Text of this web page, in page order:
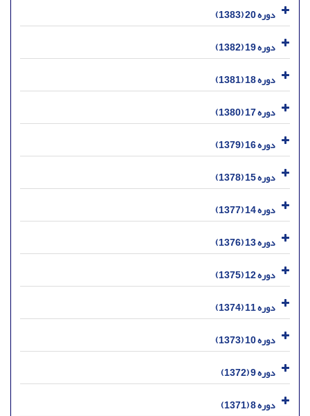
دوره 20 (1383)
دوره 19 (1382)
دوره 18 (1381)
دوره 17 (1380)
دوره 16 (1379)
دوره 15 (1378)
دوره 14 (1377)
دوره 13 (1376)
دوره 12 (1375)
دوره 11 (1374)
دوره 10 (1373)
دوره 9 (1372)
دوره 8 (1371)